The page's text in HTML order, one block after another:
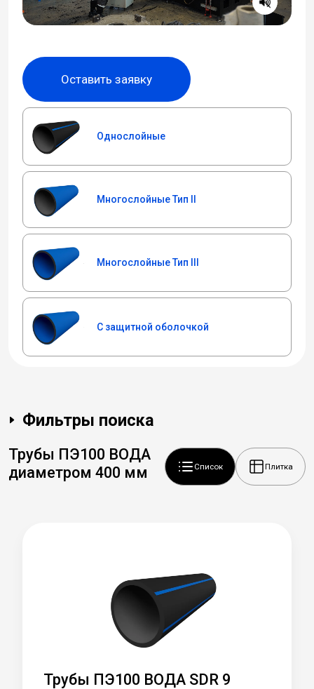
Оставить заявку
Однослойные
Многослойные Тип II
Многослойные Тип III
С защитной оболочкой
Фильтры поиска
Трубы ПЭ100 ВОДА
диаметром 400 мм
Список Плитка
Трубы ПЭ100 ВОДА SDR 9